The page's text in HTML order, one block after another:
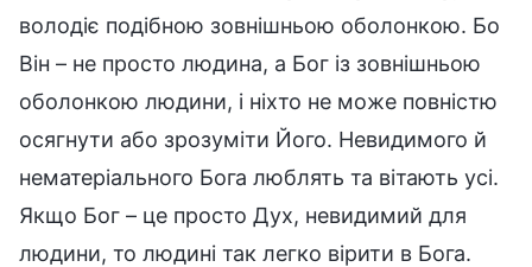
володіє подібною зовнішньою оболонкою. Бо
Він – не просто людина, а Бог із зовнішньою
оболонкою людини, і ніхто не може повністю
осягнути або зрозуміти Його. Невидимого й
нематеріального Бога люблять та вітають усі.
Якщо Бог – це просто Дух, невидимий для
людини, то людині так легко вірити в Бога.